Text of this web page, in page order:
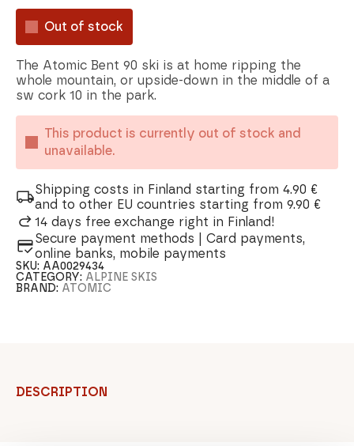
Out of stock
The Atomic Bent 90 ski is at home ripping the
whole mountain, or upside-down in the middle of a
sw cork 10 in the park.
This product is currently out of stock and
unavailable.
Shipping costs in Finland starting from 4.90 €
and to other EU countries starting from 9.90 €
14 days free exchange right in Finland!
Secure payment methods | Card payments,
online banks, mobile payments
SKU: AA0029434
CATEGORY: ALPINE SKIS
BRAND: ATOMIC
DESCRIPTION